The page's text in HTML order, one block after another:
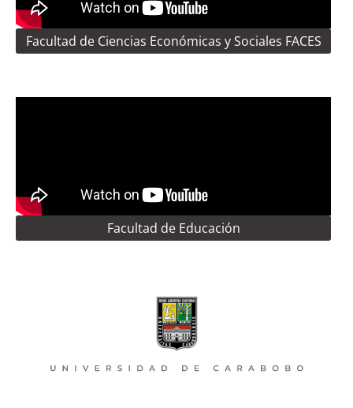
Facultad de Ciencias Económicas y Sociales FACES
Facultad de Educación